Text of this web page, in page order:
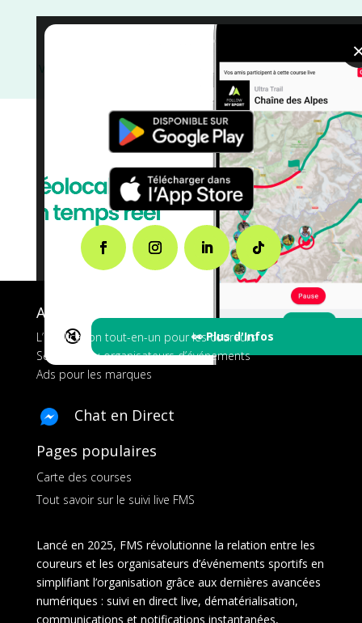
🔇 👀 Plus d'Infos
Vilaine
Distance Marathon
courses Bretagne
A propos de FMS
L’application tout-en-un pour les coureurs
Services aux organisateurs d’événements
Ads pour les marques
Chat en Direct
Pages populaires
Carte des courses
Tout savoir sur le suivi live FMS
Lancé en 2025, FMS révolutionne la relation entre les
coureurs et les organisateurs d’événements sportifs en
simplifiant l’organisation grâce aux dernières avancées
numériques : suivi en direct live, dématérialisation,
communications et notifications instantanées,